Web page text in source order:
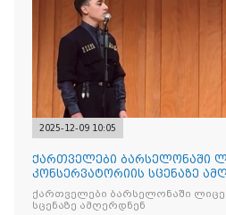
2025-12-09 10:05
ქართველები ბარსელონაში
კონსერვატორიის სცენაზე
ქართველები ბარსელონაში
სცენაზე ამღერდნენ